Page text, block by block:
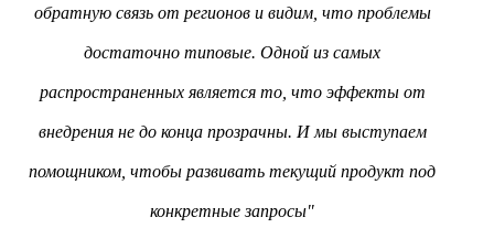
обратную связь от регионов и видим, что проблемы
достаточно типовые. Одной из самых
распространенных является то, что эффекты от
внедрения не до конца прозрачны. И мы выступаем
помощником, чтобы развивать текущий продукт под
конкретные запросы"